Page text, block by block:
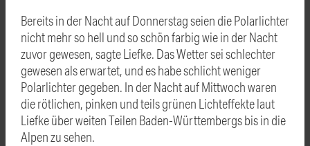
Bereits in der Nacht auf Donnerstag seien die Polarlichter
nicht mehr so hell und so schön farbig wie in der Nacht
zuvor gewesen, sagte Liefke. Das Wetter sei schlechter
gewesen als erwartet, und es habe schlicht weniger
Polarlichter gegeben. In der Nacht auf Mittwoch waren
die rötlichen, pinken und teils grünen Lichteffekte laut
Liefke über weiten Teilen Baden-Württembergs bis in die
Alpen zu sehen.